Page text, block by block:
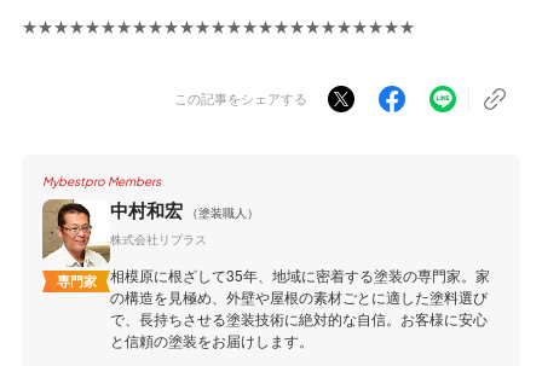
★★★★★★★★★★★★★★★★★★★★★★★★★
この記事をシェアする
Mybestpro Members
専門家
中村和宏
（塗装職人）
株式会社リプラス
相模原に根ざして35年、地域に密着する塗装の専門家。家
の構造を見極め、外壁や屋根の素材ごとに適した塗料選び
で、長持ちさせる塗装技術に絶対的な自信。お客様に安心
と信頼の塗装をお届けします。